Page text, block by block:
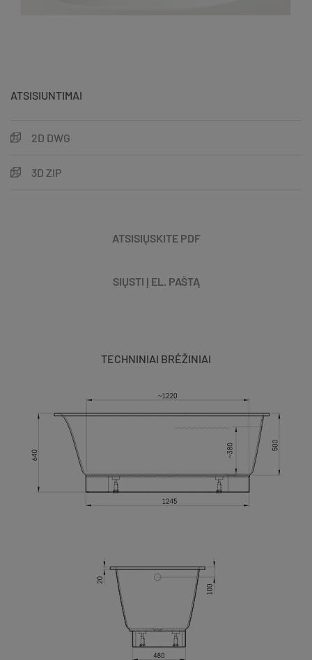
ATSISIUNTIMAI
2D DWG
3D ZIP
ATSISIŲSKITE PDF
SIŲSTI Į EL. PAŠTĄ
TECHNINIAI BRĖŽINIAI